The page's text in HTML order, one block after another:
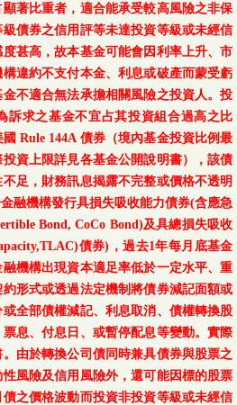
著比重者，適合能承受較高風險之非保
債券之信用評等未達投資等級或未經信
甚高，故本基金可能會因利率上升、市
違約不支付本金、利息或破產而蒙受虧
不適合無法承擔相關風險之投資人。投
訴求之基金不宜占其投資組合過高之比
Rule 144A 債券（境內基金投資比例最
資上限詳見各基金公開說明書），該債
足，財務訊息揭露不完整或價格不透明
融機構發行具損失吸收能力債券(含應急
Bond, CoCo Bond)及具總損失吸收
債券)，過去1年每月底基金
機構出現資本適足率低於一定水平、重
形式或透過法定機制將債券減記面額或
全部債權減記、利息取消、債權轉換股
息、付息日、或暫停配息等變動。實際
由於轉換公司債同時兼具債券與股票之
風險及信用風險外，還可能因標的股票
之價格波動而投資非投資等級或未經信